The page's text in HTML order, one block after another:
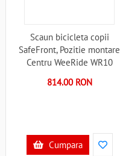
Scaun bicicleta copii
SafeFront, Pozitie montare
Centru WeeRide WR10
814.00 RON
Cumpara